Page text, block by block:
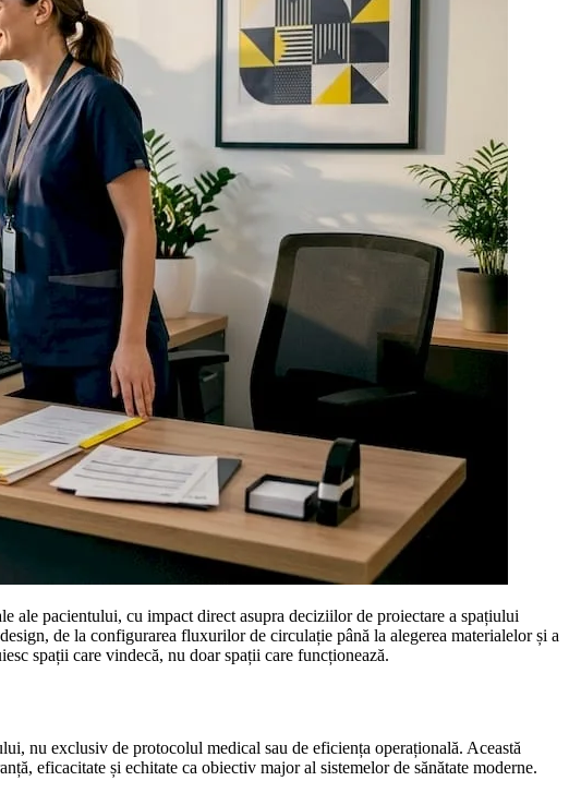
ale pacientului, cu impact direct asupra deciziilor de proiectare a spațiului
de la configurarea fluxurilor de circulație până la alegerea materialelor și a
spații care vindecă, nu doar spații care funcționează.
nu exclusiv de protocolul medical sau de eficiența operațională. Această
eficacitate și echitate ca obiectiv major al sistemelor de sănătate moderne.